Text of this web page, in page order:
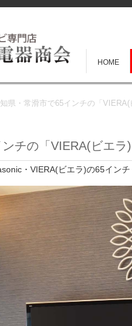
HOME
県・常滑市で65インチの「VIERA(
チの「VIERA(ビエラ
・VIERA(ビエラ)の65イン